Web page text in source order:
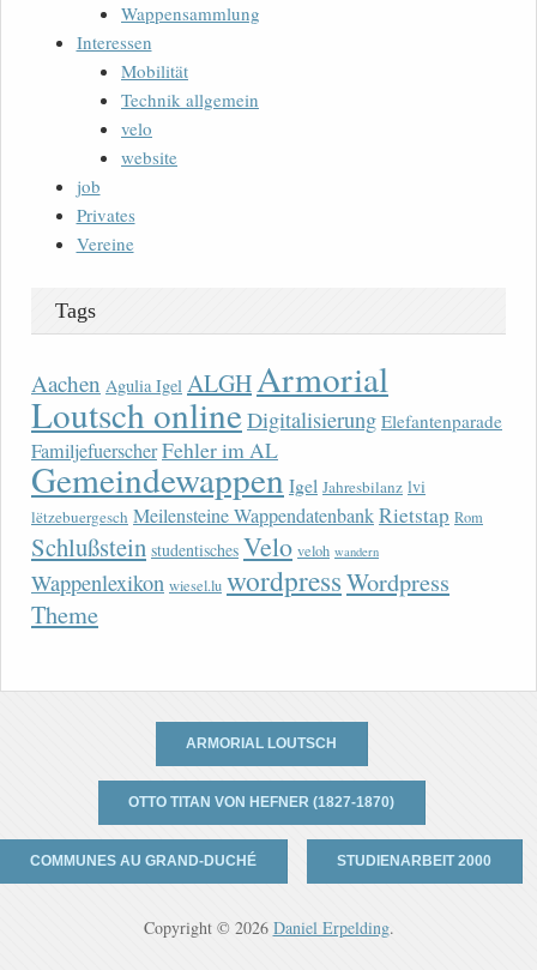
Wappensammlung
Interessen
Mobilität
Technik allgemein
velo
website
job
Privates
Vereine
Tags
Aachen Agulia Igel ALGHArmorial
Loutsch onlineDigitalisierung Elefantenparade
FamiljefuerscherFehler im AL
Gemeindewappen Igel Jahresbilanz lvi
lëtzebuergesch Meilensteine WappendatenbankRietstap Rom
Schlußstein studentisches Velo veloh wandern
Wappenlexikon wiesel.lu wordpressWordpress
Theme
ARMORIAL LOUTSCH
OTTO TITAN VON HEFNER (1827-1870)
COMMUNES AU GRAND-DUCHÉ STUDIENARBEIT 2000
Copyright © 2026 Daniel Erpelding.